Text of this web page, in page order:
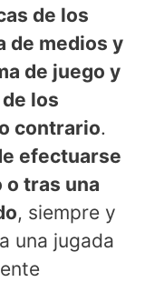
de los
de medios y
de juego y
los
contrario.
efectuarse
o tras una
, siempre y
una jugada